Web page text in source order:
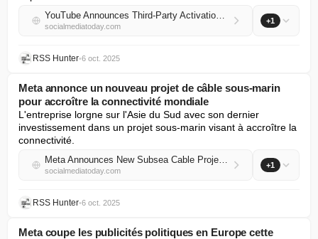
YouTube Announces Third-Party Activation Partners To Support Advertisers
socialmediatoday.com
+1
RSS Hunter•6 oct. 2025
Meta annonce un nouveau projet de câble sous-marin
pour accroître la connectivité mondiale
L'entreprise lorgne sur l'Asie du Sud avec son dernier
investissement dans un projet sous-marin visant à accroître la
connectivité.
Meta Announces New Subsea Cable Project to Increase Global Connectivity
socialmediatoday.com
+1
RSS Hunter•6 oct. 2025
Meta coupe les publicités politiques en Europe cette